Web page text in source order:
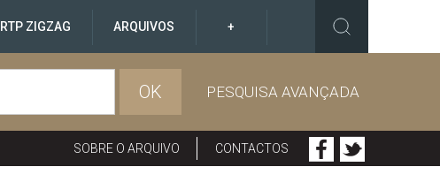
RTP ZIGZAG ARQUIVOS +
OK PESQUISA AVANÇADA
SOBRE O ARQUIVO CONTACTOS